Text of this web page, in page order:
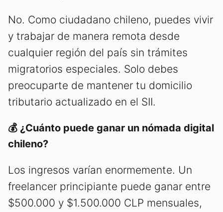
No. Como ciudadano chileno, puedes vivir
y trabajar de manera remota desde
cualquier región del país sin trámites
migratorios especiales. Solo debes
preocuparte de mantener tu domicilio
tributario actualizado en el SII.
💰 ¿Cuánto puede ganar un nómada digital
chileno?
Los ingresos varían enormemente. Un
freelancer principiante puede ganar entre
$500.000 y $1.500.000 CLP mensuales,